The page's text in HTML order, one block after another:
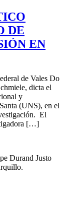
DE
EN
de Vales Do
dicta el
y
(UNS), en el
El
[…]
Durand Justo